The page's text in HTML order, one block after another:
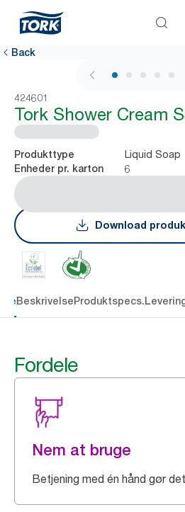
Back
1 / 6
424601
Tork Shower Cream
Produkttype Liquid Soap
Enheder pr. karton 6
Download
BeskrivelseProduktspecs.
Fordele
Nem at bruge
Betjening med én hånd gør